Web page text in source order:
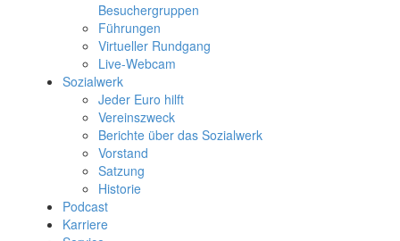
Besuchergruppen
Führungen
Virtueller Rundgang
Live-Webcam
Sozialwerk
Jeder Euro hilft
Vereinszweck
Berichte über das Sozialwerk
Vorstand
Satzung
Historie
Podcast
Karriere